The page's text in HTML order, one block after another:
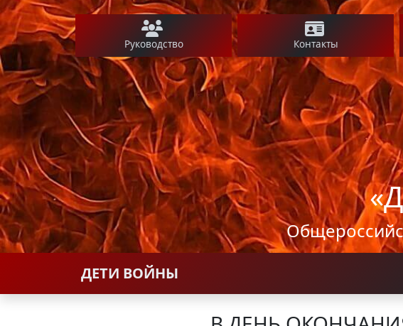
Руководство Контакты
ДЕТИ ВОЙНЫ